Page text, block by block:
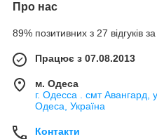
Про нас
89% позитивних з 27 відгуків за
Працює з 07.08.2013
м. Одеса
г. Одесса . смт Авангард,
Одеса, Україна
Контакти